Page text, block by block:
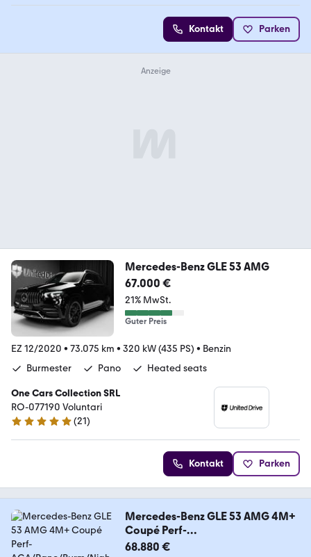
Kontakt Parken
Mercedes-Benz GLE 53 AMG
67.000 €
21% MwSt.
Guter Preis
EZ 12/2020 • 73.075 km • 320 kW (435 PS) • Benzin
Burmester
Pano Heated seats
One Cars Collection SRL
RO-077190 Voluntari
5 Sterne
(21)
Kontakt Parken
Mercedes-Benz GLE 53 AMG 4M+
Coupé Perf-
AGA/Pano/Burm/Night
68.880 €